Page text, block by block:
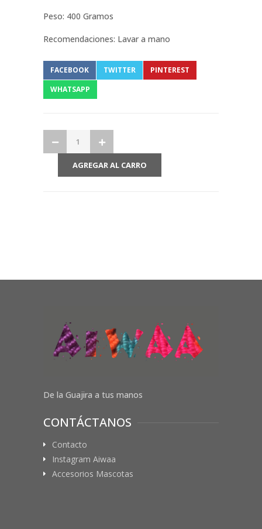
Peso: 400 Gramos
Recomendaciones: Lavar a mano
FACEBOOK TWITTER
PINTEREST
WHATSAPP
De la Guajira a tus manos
CONTÁCTANOS
Contacto
Instagram Aiwaa
Accesorios Mascotas